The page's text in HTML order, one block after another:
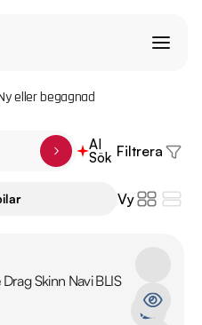
eller begagnad
AI
Sök Filtrera
Vy
Skinn Navi BLIS